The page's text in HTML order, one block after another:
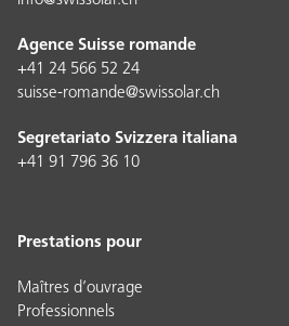
Agence Suisse romande
+41 24 566 52 24
suisse-romande@swissolar.ch
Segretariato Svizzera italiana
+41 91 796 36 10
Prestations pour
Maîtres d’ouvrage
Professionnels